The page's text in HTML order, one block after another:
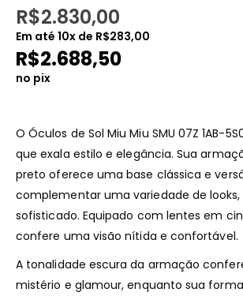
R$2.830,00
Em até 10x de R$283,00
R$2.688,50
no pix
O Óculos de Sol Miu Miu SMU 07Z 1AB-
que exala estilo e elegância. Sua
preto oferece uma base clássica e
complementar uma variedade de looks,
sofisticado. Equipado com lentes em
confere uma visão nítida e confortável.
A tonalidade escura da armação
mistério e glamour, enquanto sua forma